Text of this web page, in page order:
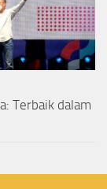
Terbaik dalam